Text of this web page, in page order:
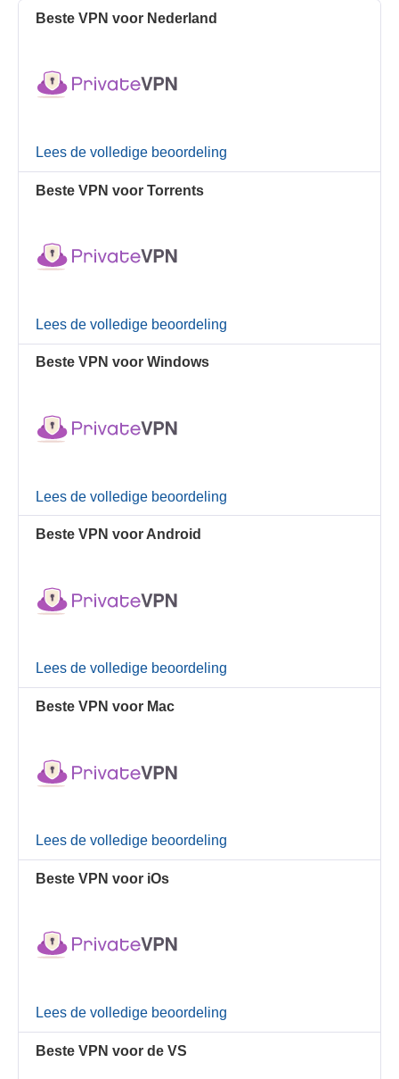
Beste VPN voor Nederland
Lees de volledige beoordeling
Beste VPN voor Torrents
Lees de volledige beoordeling
Beste VPN voor Windows
Lees de volledige beoordeling
Beste VPN voor Android
Lees de volledige beoordeling
Beste VPN voor Mac
Lees de volledige beoordeling
Beste VPN voor iOs
Lees de volledige beoordeling
Beste VPN voor de VS